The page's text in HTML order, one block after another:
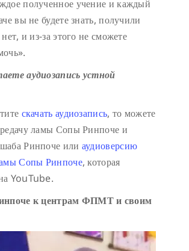
полученное учение и каждый
вы не будете знать, получили
и из-за этого не сможете
аудиозапись устной
скачать аудиозапись, то можете
ламы Сопы Ринпоче и
Ринпоче или аудиоверсию
Сопы Ринпоче, которая
YouTube.
к центрам ФПМТ и своим